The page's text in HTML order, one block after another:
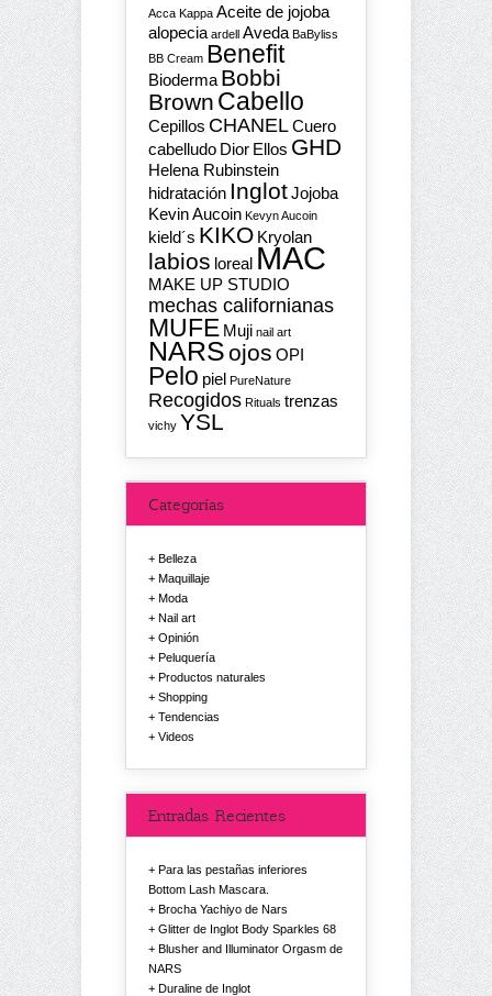
Acca Kappa Aceite de jojoba
alopecia ardell Aveda BaByliss
BB Cream Benefit
Bioderma Bobbi
Brown Cabello
Cepillos CHANELCuero
cabelludo Dior Ellos GHD
Helena Rubinstein
hidratación InglotJojoba
Kevin Aucoin Kevyn Aucoin
kield´s KIKO Kryolan
labios loreal MAC
MAKE UP STUDIO
mechas californianas
MUFE Muji nail art
NARSojos OPI
Pelo piel PureNature
Recogidos Rituals trenzas
vichy YSL
Categorías
Belleza
Maquillaje
Moda
Nail art
Opinión
Peluquería
Productos naturales
Shopping
Tendencias
Videos
Entradas Recientes
Para las pestañas inferiores
Bottom Lash Mascara.
Brocha Yachiyo de Nars
Glitter de Inglot Body Sparkles 68
Blusher and Illuminator Orgasm de
NARS
Duraline de Inglot